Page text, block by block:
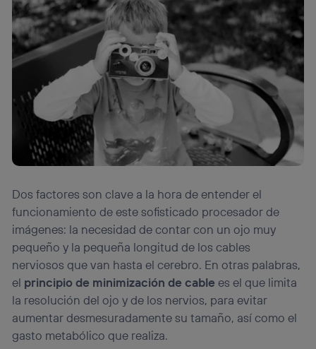
Dos factores son clave a la hora de entender el
funcionamiento de este sofisticado procesador de
imágenes: la necesidad de contar con un ojo muy
pequeño y la pequeña longitud de los cables
nerviosos que van hasta el cerebro. En otras palabras,
el principio de minimización de cablees el que limita
la resolución del ojo y de los nervios, para evitar
aumentar desmesuradamente su tamaño, así como el
gasto metabólico que realiza.